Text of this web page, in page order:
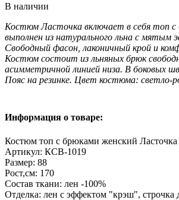
В наличии
Костюм Ласточка включает в себя топ
выполнен из натурального льна с мятым
Свободный фасон, лаконичный крой и
Костюм состоит из льняных брюк
асимметричной линией низа. В боковых
Пояс на резинке. Цвет костюма: светло-
Информация о товаре:
Костюм топ с брюками женский Ласточка
Артикул: КCB-1019
Размер: 88
Рост,см: 170
Состав ткани: лен -100%
Отделка: лен с эффектом "крэш", строчка